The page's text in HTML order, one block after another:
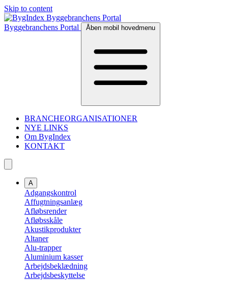
Skip to content
Byggebranchens Portal Åben mobil hovedmenu
BRANCHEORGANISATIONER
NYE LINKS
Om BygIndex
KONTAKT
A
Adgangskontrol
Affugtningsanlæg
Afløbsrender
Afløbsskåle
Akustikprodukter
Altaner
Alu-trapper
Aluminium kasser
Arbejdsbeklædning
Arbejdsbeskyttelse